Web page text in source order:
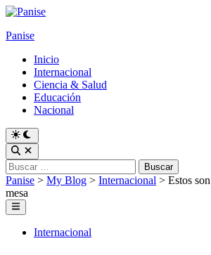
Skip
content
Panise
Inicio
Internacional
Ciencia & Salud
Educación
Nacional
Switch
to
dark
mode
Open
Search
Buscar:
Panise > My Blog > Internacional > Estos
mesa
Main
Menu
PostedInternacional